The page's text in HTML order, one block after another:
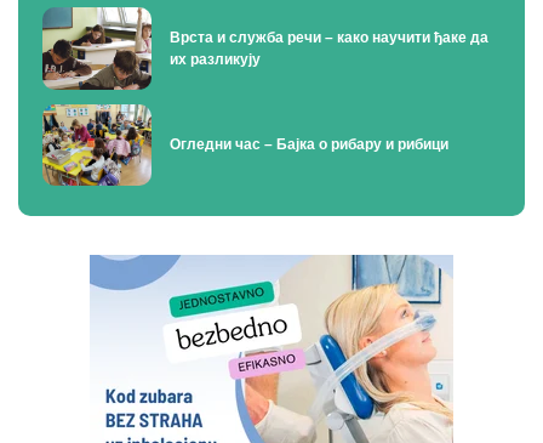
Врста и служба речи – како научити ђаке да
их разликују
Огледни час – Бајка о рибару и рибици